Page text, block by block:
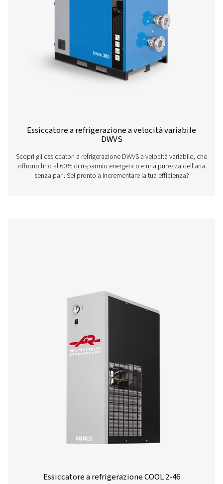
Essiccatore a refrigerazione a velocità
DWVS
offrono fino al 60% di risparmio energetico e una